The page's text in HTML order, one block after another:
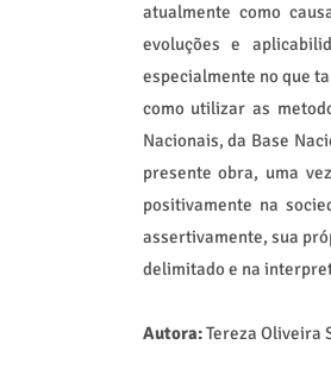
atualmente como
evoluções e
especialmente no que
como utilizar as
Nacionais, da Base
presente obra, uma
positivamente na
assertivamente, sua
delimitado e na
Autora:Tereza Oliveira